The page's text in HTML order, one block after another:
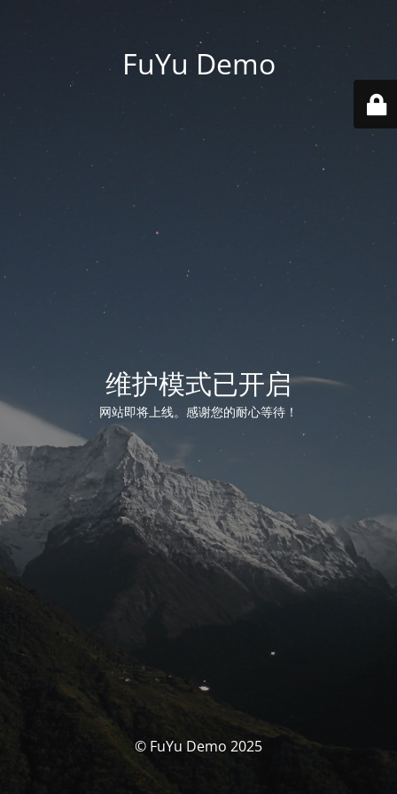
FuYu Demo
维护模式已开启
网站即将上线。感谢您的耐心等待！
© FuYu Demo 2025